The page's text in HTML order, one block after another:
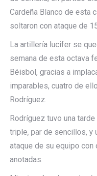
Cardeña Blanco de esta
soltaron con ataque de
La artillería lucifer se
semana de esta octava
Béisbol, gracias a
imparables, cuatro de
Rodríguez.
Rodríguez tuvo una
triple, par de sencillos, y
ataque de su equipo
anotadas.